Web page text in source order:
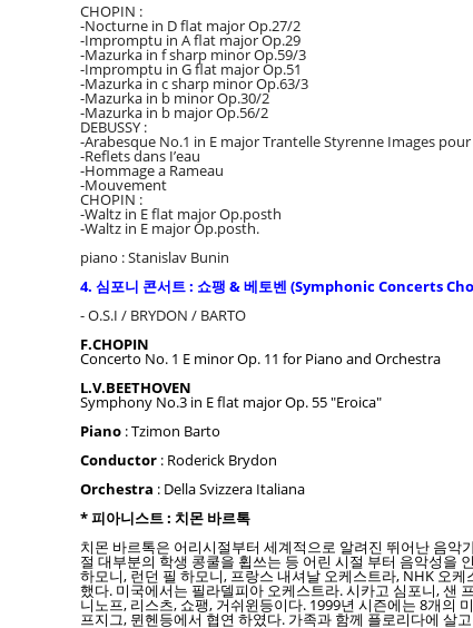
CHOPIN :
-Nocturne in D flat major Op.27/2
-Impromptu in A flat major Op.29
-Mazurka in f sharp minor Op.59/3
-Impromptu in G flat major Op.51
-Mazurka in c sharp minor Op.63/3
-Mazurka in b minor Op.30/2
-Mazurka in b major Op.56/2
DEBUSSY :
-Arabesque No.1 in E major Trantelle Styrenne Images
-Reflets dans I’eau
-Hommage a Rameau
-Mouvement
CHOPIN :
-Waltz in E flat major Op.posth
-Waltz in E major Op.posth.
piano : Stanislav Bunin
4. 심포니 콘서트 : 쇼팽 & 베토벤 (Symphonic Concerts
- O.S.I / BRYDON / BARTO
F.CHOPIN
Concerto No. 1 E minor Op. 11 for Piano and Orchestra
L.V.BEETHOVEN
Symphony No.3 in E flat major Op. 55 "Eroica"
Piano : Tzimon Barto
Conductor : Roderick Brydon
Orchestra : Della Svizzera Italiana
* 피아니스트 : 치몬 바르톡
치몬 바르톡은 어리시절부터 세계적으로 알려진 뛰어난 음
절 대부분의 학생 콩쿨을 휩쓰는 등 어린 시절 부터 음악성을
하모니, 런던 필 하모니, 프랑스 내셔날 오케스트라, NHK 오
했다. 미국에서는 필라델피아 오케스트라. 시카고 심포니, 샌
니노프, 리스츠, 쇼팽, 거쉬윈등이다. 1999년 시즌에는 8개의
프지그, 뮌헨등에서 협연 하였다. 가족과 함께 플로리다에 살